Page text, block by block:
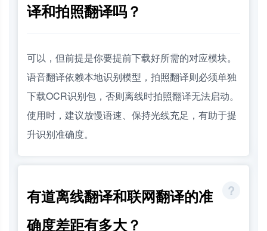
译和拍照翻译吗？
可以，但前提是你要提前下载好所需的对应模块。
语音翻译依赖本地识别模型，拍照翻译则必须单独
下载OCR识别包，否则离线时拍照翻译无法启动。
使用时，建议放慢语速、保持光线充足，有助于提
升识别准确度。
有道离线翻译和联网翻译的准
确度差距有多大？